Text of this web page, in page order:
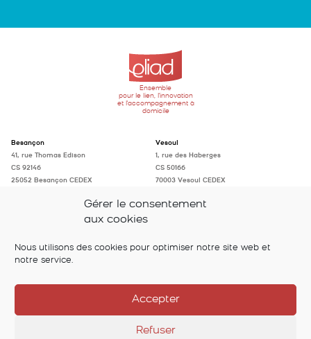
Gérer le consentement
aux cookies
Nous utilisons des cookies pour optimiser notre site web et
notre service.
Accepter
Refuser
Ensemble
pour le lien, l'innovation
et l'accompagnement à
domicile
Besançon
41, rue Thomas Edison
CS 92146
25052 Besançon CEDEX
Vesoul
1, rue des Haberges
CS 50166
70003 Vesoul CEDEX
accueil@eliad-fc.fr